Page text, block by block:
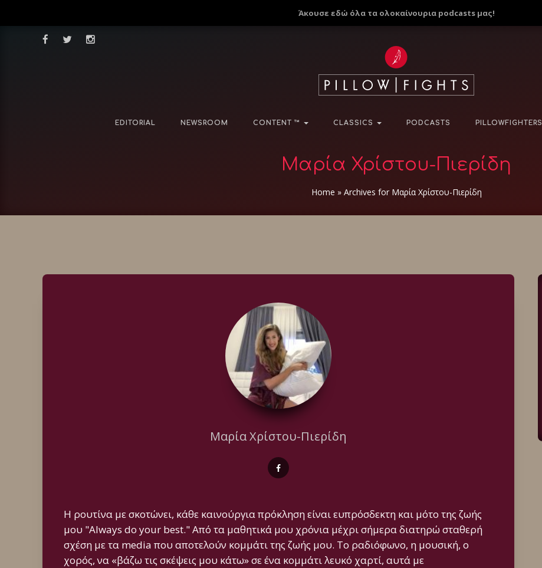
Άκουσε εδώ όλα τα ολοκαίνουρια podcasts μας!
EDITORIAL NEWSROOM CONTENT ™ CLASSICS PODCASTS PILLOWFIGHTERS
Μαρία Χρίστου-Πιερίδη
Home » Archives for Μαρία Χρίστου-Πιερίδη
Μαρία Χρίστου-Πιερίδη
Η ρουτίνα με σκοτώνει, κάθε καινούργια πρόκληση είναι ευπρόσδεκτη και μότο της ζωής
μου "Always do your best." Από τα μαθητικά μου χρόνια μέχρι σήμερα διατηρώ σταθερή
σχέση με τα media που αποτελούν κομμάτι της ζωής μου. Το ραδιόφωνο, η μουσική, ο
χορός, να «βάζω τις σκέψεις μου κάτω» σε ένα κομμάτι λευκό χαρτί, αυτά με